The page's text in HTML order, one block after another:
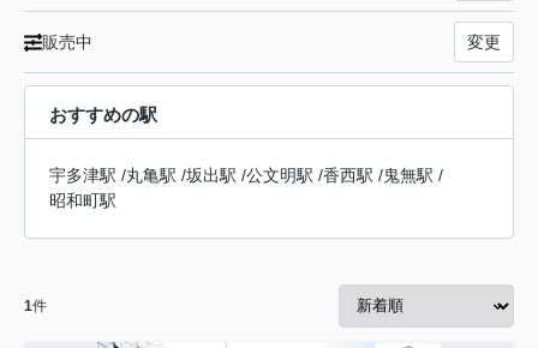
販売中 変更
おすすめの駅
宇多津駅 /丸亀駅 /坂出駅 /公文明駅 /香西駅 /鬼無駅 /
昭和町駅
1件